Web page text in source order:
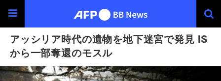
アッシリア時代の遺物を地下迷宮で発見 IS
から一部奪還のモスル